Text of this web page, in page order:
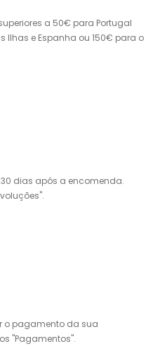
a 50€ para Portugal
Ilhas e Espanha ou 150€ para o
dias após a encomenda.
o pagamento da sua
"Pagamentos".